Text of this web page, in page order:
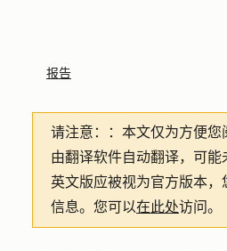
报告
请注意： ：本文仅为方便您
由翻译软件自动翻译，可能
英文版应被视为官方版本，
信息。您可以在此处访问。